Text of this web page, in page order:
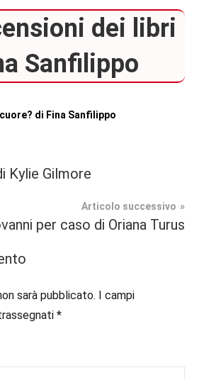
dei libri
Sanfilippo
di Fina Sanfilippo
Kylie Gilmore
Articolo successivo
per caso di Oriana Turus
sarà pubblicato. I campi
*